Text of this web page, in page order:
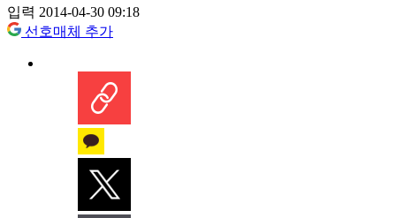
입력 2014-04-30 09:18
선호매체 추가